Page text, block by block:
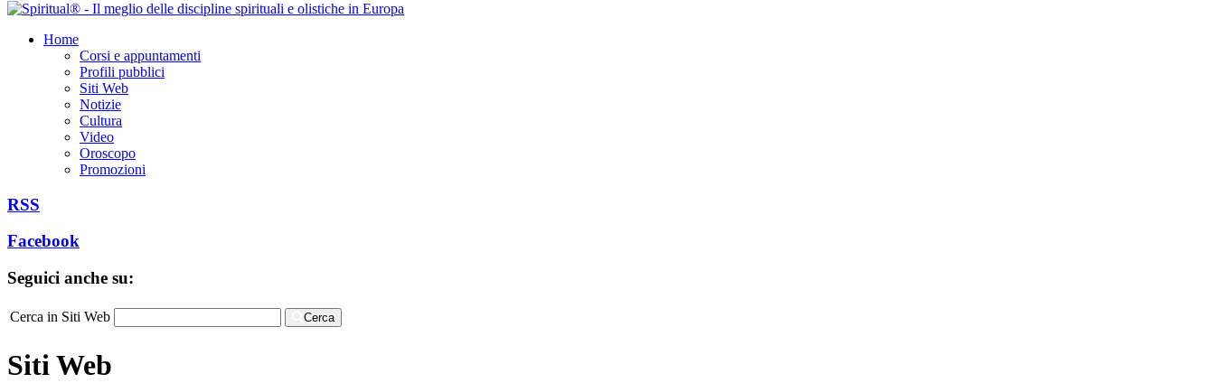
Home
Corsi e appuntamenti
Profili pubblici
Siti Web
Notizie
Cultura
Video
Oroscopo
Promozioni
RSS
Facebook
Seguici anche su:
Cerca in Siti Web Cerca
Siti Web